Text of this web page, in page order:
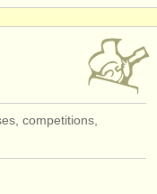
competitions,